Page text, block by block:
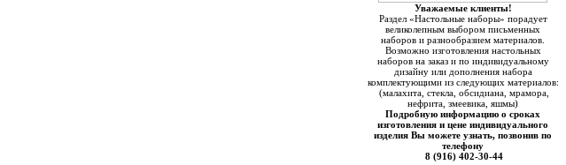
Уважаемые клиенты!
Раздел «Настольные наборы» порадует
великолепным выбором письменных
наборов и разнообразием материалов.
Возможно изготовления настольных
наборов на заказ и по индивидуальному
дизайну или дополнения набора
комплектующими из следующих материалов:
(малахита, стекла, обсидиана, мрамора,
нефрита, змеевика, яшмы)
Подробную информацию о сроках
изготовления и цене индивидуального
изделия Вы можете узнать, позвонив по
телефону
8 (916) 402-30-44